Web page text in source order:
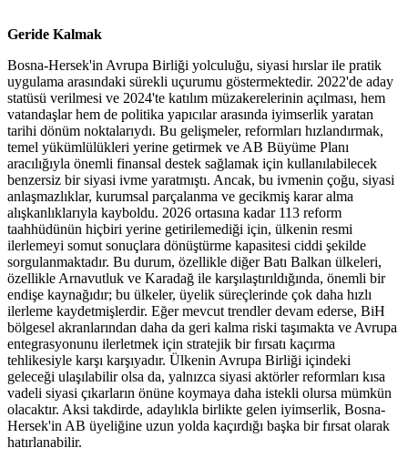
Geride Kalmak
Bosna-Hersek'in Avrupa Birliği yolculuğu, siyasi hırslar ile pratik
uygulama arasındaki sürekli uçurumu göstermektedir. 2022'de aday
statüsü verilmesi ve 2024'te katılım müzakerelerinin açılması, hem
vatandaşlar hem de politika yapıcılar arasında iyimserlik yaratan
tarihi dönüm noktalarıydı. Bu gelişmeler, reformları hızlandırmak,
temel yükümlülükleri yerine getirmek ve AB Büyüme Planı
aracılığıyla önemli finansal destek sağlamak için kullanılabilecek
benzersiz bir siyasi ivme yaratmıştı. Ancak, bu ivmenin çoğu, siyasi
anlaşmazlıklar, kurumsal parçalanma ve gecikmiş karar alma
alışkanlıklarıyla kayboldu. 2026 ortasına kadar 113 reform
taahhüdünün hiçbiri yerine getirilemediği için, ülkenin resmi
ilerlemeyi somut sonuçlara dönüştürme kapasitesi ciddi şekilde
sorgulanmaktadır. Bu durum, özellikle diğer Batı Balkan ülkeleri,
özellikle Arnavutluk ve Karadağ ile karşılaştırıldığında, önemli bir
endişe kaynağıdır; bu ülkeler, üyelik süreçlerinde çok daha hızlı
ilerleme kaydetmişlerdir. Eğer mevcut trendler devam ederse, BiH
bölgesel akranlarından daha da geri kalma riski taşımakta ve Avrupa
entegrasyonunu ilerletmek için stratejik bir fırsatı kaçırma
tehlikesiyle karşı karşıyadır. Ülkenin Avrupa Birliği içindeki
geleceği ulaşılabilir olsa da, yalnızca siyasi aktörler reformları kısa
vadeli siyasi çıkarların önüne koymaya daha istekli olursa mümkün
olacaktır. Aksi takdirde, adaylıkla birlikte gelen iyimserlik, Bosna-
Hersek'in AB üyeliğine uzun yolda kaçırdığı başka bir fırsat olarak
hatırlanabilir.